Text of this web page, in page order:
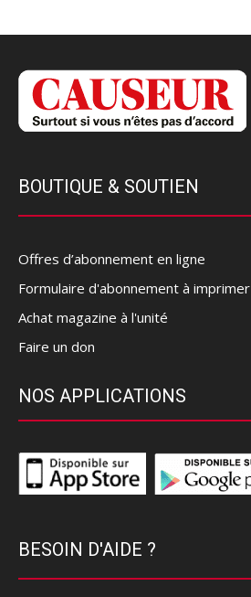
BOUTIQUE & SOUTIEN
Offres d’abonnement en ligne
Formulaire d'abonnement à imprimer
Achat magazine à l'unité
Faire un don
NOS APPLICATIONS
BESOIN D'AIDE ?